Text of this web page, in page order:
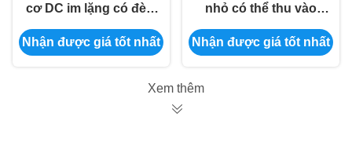
cơ DC im lặng có đèn,
quạt cấu hình thấp
cho phòng ngủ
Nhận được giá tốt nhất
nhỏ có thể thu vào
thông minh 42 inch
Điều khiển Wifi cho
Nhận được giá tốt nhất
Xem thêm